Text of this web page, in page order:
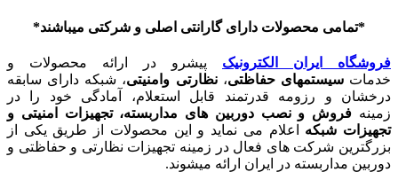
*تمامی محصولات دارای گارانتی اصلی و شرکتی میباشند*
فروشگاه ایران الکترونیک پیشرو در ارائه محصولات و
خدماتسیستمهای حفاظتی،نظارتی و امنیتی، شبکه دارای سابقه
درخشان و رزومه قدرتمند قابل استعلام، آمادگی خود را در
زمینه فروش ونصبدوربین های مداربسته، تجهیزات امنیتی و
تجهیزات شبکه اعلام می نماید و این محصولات از طریق یکی از
بزرگترین شرکت های فعال در زمینه تجهیزات نظارتی و حفاظتی و
دوربین مداربسته در ایران ارائه میشوند.